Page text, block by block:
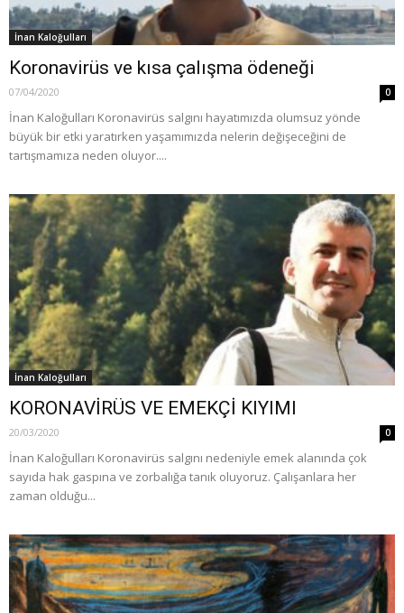
İnan Kaloğulları
Koronavirüs ve kısa çalışma ödeneği
07/04/2020 0
İnan Kaloğulları Koronavirüs salgını hayatımızda olumsuz yönde
büyük bir etki yaratırken yaşamımızda nelerin değişeceğini de
tartışmamıza neden oluyor....
İnan Kaloğulları
KORONAVİRÜS VE EMEKÇİ KIYIMI
20/03/2020 0
İnan Kaloğulları Koronavirüs salgını nedeniyle emek alanında çok
sayıda hak gaspına ve zorbalığa tanık oluyoruz. Çalışanlara her
zaman olduğu...